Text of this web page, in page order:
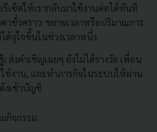
เซ็ตให้เรากลับมาใช้งานต่อได้ทันที
าชั่วคราว: ขยายเวลาหรือปริมาณการ
ด้จุใจขึ้นในช่วงเวลาหนึ่ง
: ส่งคำเชิญเฉยๆ ยังไม่ได้รางวัล เพื่อน
ช้งาน, และทำภารกิจในระบบให้ผ่าน
งเข้าบัญชี
กิจกรรม